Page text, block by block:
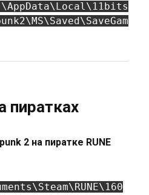
пиратках
2 на пиратке RUNE